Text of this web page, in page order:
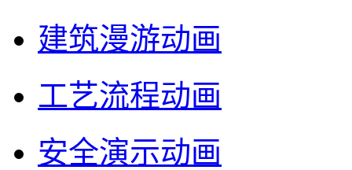
建筑漫游动画
工艺流程动画
安全演示动画